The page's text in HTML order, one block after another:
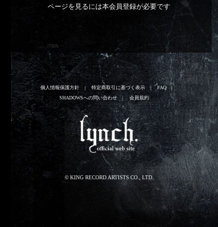
ページを見るには本会員登録が必要です
個人情報保護方針 特定商取引に基づく表示
FAQ
SHADOWSへの問い合わせ
会員規約
© KING RECORD ARTISTS CO., LTD.